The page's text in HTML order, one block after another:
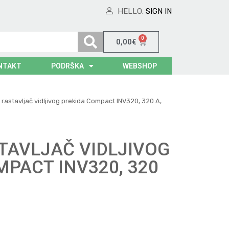
HELLO. SIGN IN
0,00€ 0
PODRŠKA WEBSHOP
rastavljač vidljivog prekida Compact INV320, 320 A,
VIDLJIVOG
INV320, 320